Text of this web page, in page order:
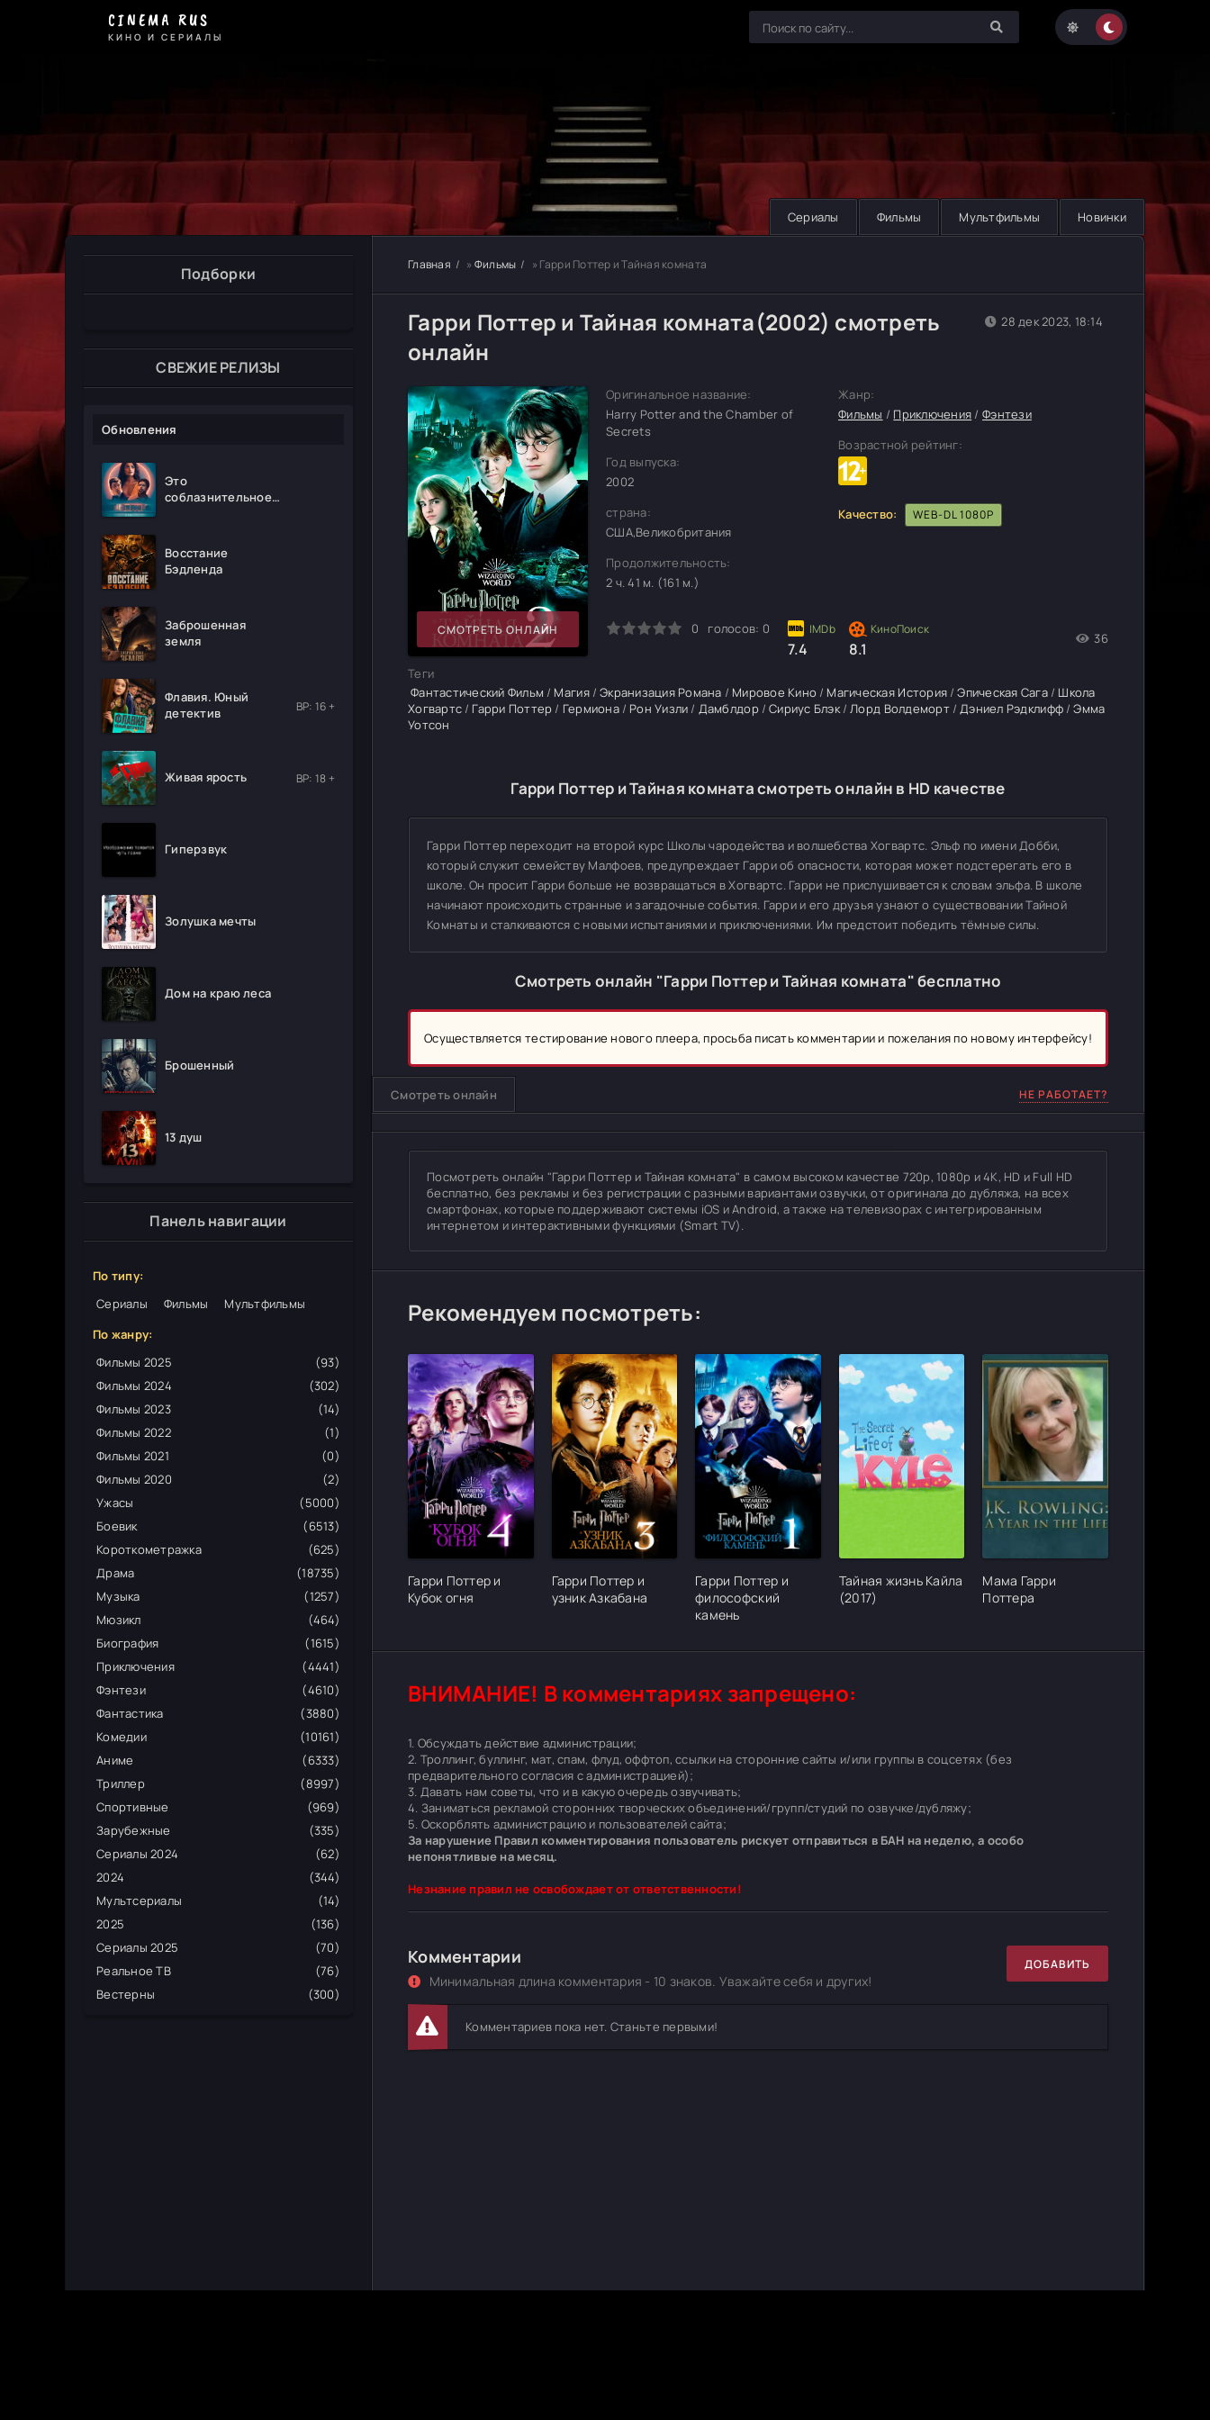
CINEMA RUS
КИНО И СЕРИАЛЫ
Сериалы Фильмы Мультфильмы Новинки
Подборки
СВЕЖИЕ РЕЛИЗЫ
Обновления
Это
соблазнительное
Восстание
Бэдленда
Заброшенная
земля
Флавия. Юный
детектив
ВР: 16 +
Живая ярость ВР: 18 +
Гиперзвук
Золушка мечты
Дом на краю леса
Брошенный
13 душ
Панель навигации
По типу:
Сериалы
Фильмы
Мультфильмы
По жанру:
Фильмы 2025
(93)
Фильмы 2024
(302)
Фильмы 2023
(14)
Фильмы 2022
(1)
Фильмы 2021
(0)
Фильмы 2020
(2)
Ужасы
(5000)
Боевик
(6513)
Короткометражка
(625)
Драма
(18735)
Музыка
(1257)
Мюзикл
(464)
Биография
(1615)
Приключения
(4441)
Фэнтези
(4610)
Фантастика
(3880)
Комедии
(10161)
Аниме
(6333)
Триллер
(8997)
Спортивные
(969)
Зарубежные
(335)
Сериалы 2024
(62)
2024
(344)
Мультсериалы
(14)
2025
(136)
Сериалы 2025
(70)
Реальное ТВ
(76)
Вестерны
(300)
Главная » Фильмы » Гарри Поттер и Тайная комната
Гарри Поттер и Тайная комната(2002) смотреть
онлайн
СМОТРЕТЬ ОНЛАЙН
Оригинальное название:
Harry Potter and the Chamber of
Secrets
Год выпуска:
2002
страна:
США,Великобритания
Продолжительность:
2 ч. 41 м. (161 м.)
1 2 3 0 голосов: 0
7.4 8.1
36
28 дек 2023, 18:14
Жанр:
Фильмы / Приключения / Фэнтези
Возрастной рейтинг:
Качество: WEB-DL 1080P
Теги
Фантастический Фильм / Магия / Экранизация Романа / Мировое Кино / Магическая История / Эпическая Сага / Школа
Хогвартс / Гарри Поттер / Гермиона / Рон Уизли / Дамблдор / Сириус Блэк / Лорд Волдеморт / Дэниел Рэдклифф / Эмма
Уотсон
Гарри Поттер и Тайная комната смотреть онлайн в HD качестве
Гарри Поттер переходит на второй курс Школы чародейства и волшебства Хогвартс. Эльф по имени Добби,
который служит семейству Малфоев, предупреждает Гарри об опасности, которая может подстерегать его в
школе. Он просит Гарри больше не возвращаться в Хогвартс. Гарри не прислушивается к словам эльфа. В школе
начинают происходить странные и загадочные события. Гарри и его друзья узнают о существовании Тайной
Комнаты и сталкиваются с новыми испытаниями и приключениями. Им предстоит победить тёмные силы.
Смотреть онлайн "Гарри Поттер и Тайная комната" бесплатно
Осуществляется тестирование нового плеера, просьба писать комментарии и пожелания по новому интерфейсу!
Смотреть онлайн НЕ РАБОТАЕТ?
Посмотреть онлайн "Гарри Поттер и Тайная комната" в самом высоком качестве 720p, 1080p и 4K, HD и Full HD
бесплатно, без рекламы и без регистрации с разными вариантами озвучки, от оригинала до дубляжа, на всех
смартфонах, которые поддерживают системы iOS и Android, а также на телевизорах с интегрированным
интернетом и интерактивными функциями (Smart TV).
Рекомендуем посмотреть:
[/xfgiven_cvh_poster_urlcvh_poster_url]
Гарри Поттер и
Кубок огня
[/xfgiven_cvh_poster_urlcvh_poster_url]
Гарри Поттер и
узник Азкабана
[/xfgiven_cvh_poster_urlcvh_poster_url]
Гарри Поттер и
философский
камень
Тайная жизнь Кайла
(2017)
Мама Гарри
Поттера
ВНИМАНИЕ! В комментариях запрещено:
1. Обсуждать действие администрации;
2. Троллинг, буллинг, мат, спам, флуд, оффтоп, ссылки на сторонние сайты и/или группы в соцсетях (без
предварительного согласия с администрацией);
3. Давать нам советы, что и в какую очередь озвучивать;
4. Заниматься рекламой сторонних творческих объединений/групп/студий по озвучке/дубляжу;
5. Оскорблять администрацию и пользователей сайта;
За нарушение Правил комментирования пользователь рискует отправиться в БАН на неделю, а особо
непонятливые на месяц.
Незнание правил не освобождает от ответственности!
Комментарии
Минимальная длина комментария - 10 знаков. Уважайте себя и других!
ДОБАВИТЬ
Комментариев пока нет. Станьте первыми!